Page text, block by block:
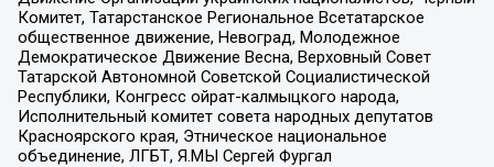
Комитет, Татарстанское Региональное Всетатарское
общественное движение, Невоград, Молодежное
Демократическое Движение Весна, Верховный Совет
Татарской Автономной Советской Социалистической
Республики, Конгресс ойрат-калмыцкого народа,
Исполнительный комитет совета народных депутатов
Красноярского края, Этническое национальное
объединение, ЛГБТ, Я.МЫ Сергей Фургал